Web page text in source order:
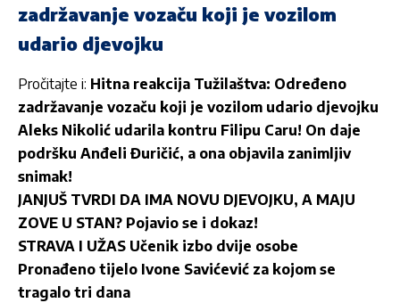
zadržavanje vozaču koji je vozilom
udario djevojku
Pročitajte i: Hitna reakcija Tužilaštva: Određeno
zadržavanje vozaču koji je vozilom udario djevojku
Aleks Nikolić udarila kontru Filipu Caru! On daje
podršku Anđeli Đuričić, a ona objavila zanimljiv
snimak!
JANJUŠ TVRDI DA IMA NOVU DJEVOJKU, A MAJU
ZOVE U STAN? Pojavio se i dokaz!
STRAVA I UŽAS Učenik izbo dvije osobe
Pronađeno tijelo Ivone Savićević za kojom se
tragalo tri dana